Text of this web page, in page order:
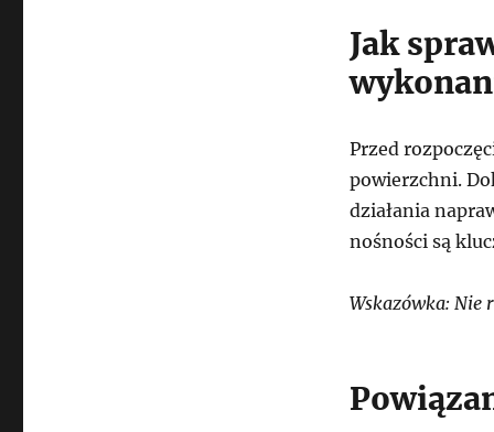
Jak
Przed
powierzchni.
działania
nośności są
Wskazówka: Nie